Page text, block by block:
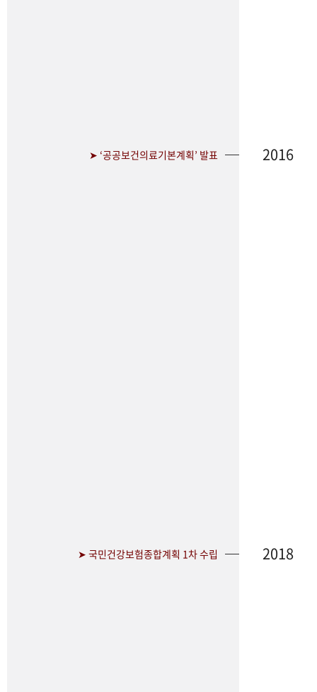
➤ ‘공공보건의료기본계획’ 발표 2016
➤ 국민건강보험종합계획 1차 수립 2018